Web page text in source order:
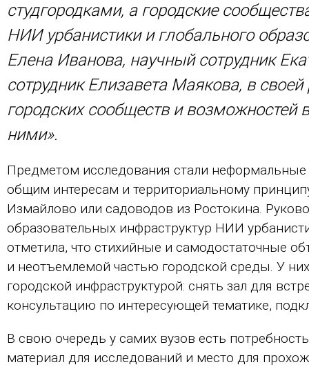
студгородками, а городские
НИИ урбанистики и глобального
Елена Иванова, научный сотрудник
сотрудник Елизавета Маякова, в
городских сообществ и возможностей
ними».
Предметом исследования стали
общим интересам и территориальному
Измайлово или садоводов из Ростокина.
образовательных инфраструктур НИИ
отметила, что стихийные и самодостаточные
и неотъемлемой частью городской среды. У
городской инфраструктурой: снять зал для
консультацию по интересующей тематике,
В свою очередь у самих вузов есть
материал для исследований и место для